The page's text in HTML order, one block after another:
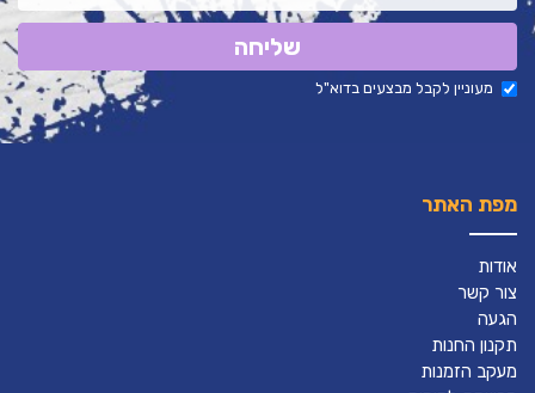
שליחה
מעוניין לקבל מבצעים בדוא"ל
מפת האתר
אודות
צור קשר
הגעה
תקנון החנות
מעקב הזמנות